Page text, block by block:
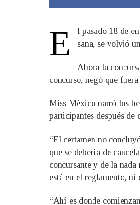
E
l pasado 18 de
sana, se volvió
Ahora la
concurso, negó que
Miss México narró los
participantes después
“El certamen no
que se debería de
concursante y de la
está en el reglamento, ni
“Ahí es donde